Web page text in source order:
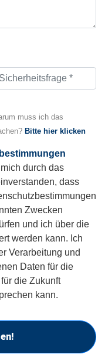
muss ich das
Bitte hier klicken
durch das
dass
Zwecken
und ich über die
werden kann. Ich
Verarbeitung und
Daten für die
die Zukunft
kann.